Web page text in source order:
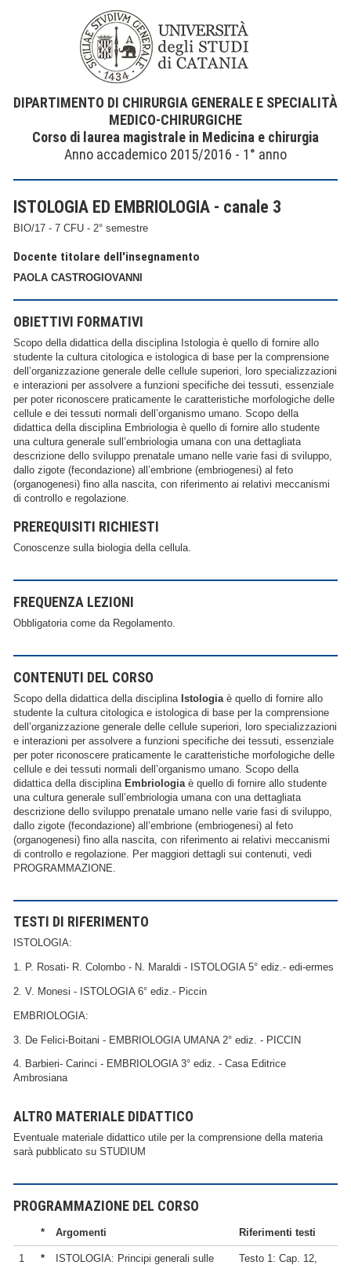
DIPARTIMENTO DI CHIRURGIA GENERALE E SPECIALITÀ
MEDICO-CHIRURGICHE
Corso di laurea magistrale in Medicina e chirurgia
Anno accademico 2015/2016 - 1° anno
ISTOLOGIA ED EMBRIOLOGIA - canale 3
BIO/17 - 7 CFU - 2° semestre
Docente titolare dell'insegnamento
PAOLA CASTROGIOVANNI
OBIETTIVI FORMATIVI
Scopo della didattica della disciplina Istologia è quello di fornire allo
studente la cultura citologica e istologica di base per la comprensione
dell’organizzazione generale delle cellule superiori, loro specializzazioni
e interazioni per assolvere a funzioni specifiche dei tessuti, essenziale
per poter riconoscere praticamente le caratteristiche morfologiche delle
cellule e dei tessuti normali dell’organismo umano. Scopo della
didattica della disciplina Embriologia è quello di fornire allo studente
una cultura generale sull’embriologia umana con una dettagliata
descrizione dello sviluppo prenatale umano nelle varie fasi di sviluppo,
dallo zigote (fecondazione) all’embrione (embriogenesi) al feto
(organogenesi) fino alla nascita, con riferimento ai relativi meccanismi
di controllo e regolazione.
PREREQUISITI RICHIESTI
Conoscenze sulla biologia della cellula.
FREQUENZA LEZIONI
Obbligatoria come da Regolamento.
CONTENUTI DEL CORSO
Scopo della didattica della disciplina Istologia è quello di fornire allo
studente la cultura citologica e istologica di base per la comprensione
dell’organizzazione generale delle cellule superiori, loro specializzazioni
e interazioni per assolvere a funzioni specifiche dei tessuti, essenziale
per poter riconoscere praticamente le caratteristiche morfologiche delle
cellule e dei tessuti normali dell’organismo umano. Scopo della
didattica della disciplina Embriologia è quello di fornire allo studente
una cultura generale sull’embriologia umana con una dettagliata
descrizione dello sviluppo prenatale umano nelle varie fasi di sviluppo,
dallo zigote (fecondazione) all’embrione (embriogenesi) al feto
(organogenesi) fino alla nascita, con riferimento ai relativi meccanismi
di controllo e regolazione. Per maggiori dettagli sui contenuti, vedi
PROGRAMMAZIONE.
TESTI DI RIFERIMENTO
ISTOLOGIA:
1. P. Rosati- R. Colombo - N. Maraldi - ISTOLOGIA 5° ediz.- edi-ermes
2. V. Monesi - ISTOLOGIA 6° ediz.- Piccin
EMBRIOLOGIA:
3. De Felici-Boitani - EMBRIOLOGIA UMANA 2° ediz. - PICCIN
4. Barbieri- Carinci - EMBRIOLOGIA 3° ediz. - Casa Editrice
Ambrosiana
ALTRO MATERIALE DIDATTICO
Eventuale materiale didattico utile per la comprensione della materia
sarà pubblicato su STUDIUM
PROGRAMMAZIONE DEL CORSO
* Argomenti Riferimenti testi
1 *
ISTOLOGIA: Principi generali sulle
Testo 1: Cap. 12,